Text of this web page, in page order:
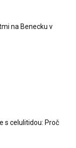
na Benecku v
s celulitidou: Proč